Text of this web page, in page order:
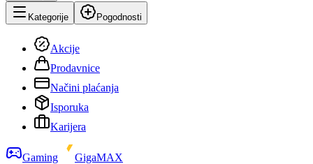
Kategorije Pogodnosti
Akcije
Prodavnice
Načini plaćanja
Isporuka
Karijera
Gaming
GigaMAX